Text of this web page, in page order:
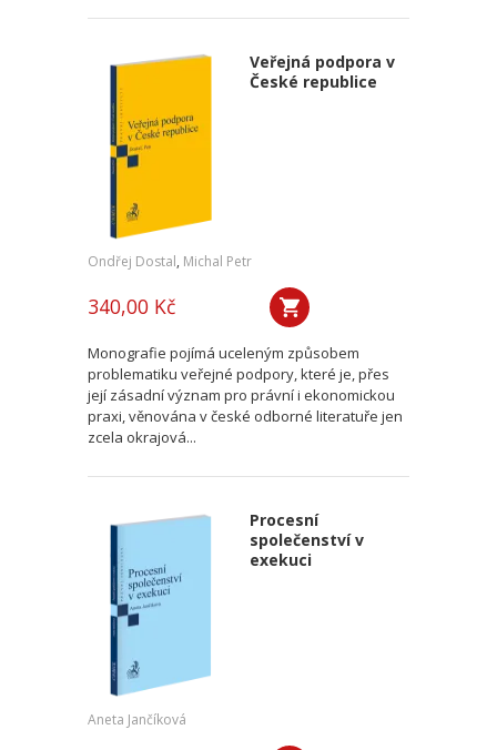
Veřejná podpora v
České republice
Ondřej Dostal, Michal Petr
340,00 Kč
Monografie pojímá uceleným způsobem
problematiku veřejné podpory, které je, přes
její zásadní význam pro právní i ekonomickou
praxi, věnována v české odborné literatuře jen
zcela okrajová...
Procesní
společenství v
exekuci
Aneta Jančíková